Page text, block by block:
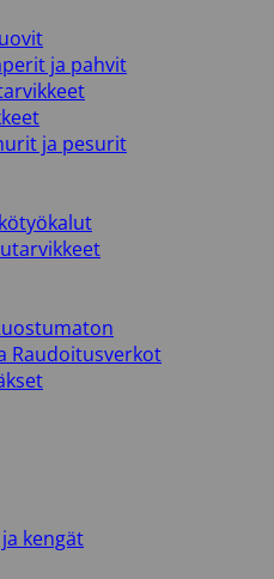
ja pahvit
ja pesurit
Raudoitusverkot
kengät